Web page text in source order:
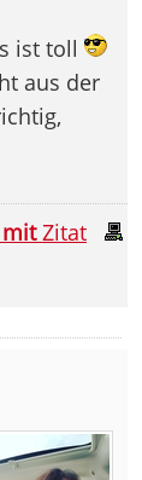
ist toll
aus der
mitZitat